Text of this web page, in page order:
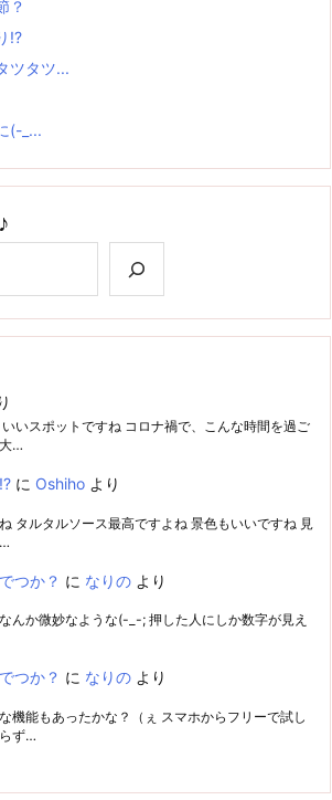
？
!?
ツタツ...
(-_...
いスポットですね コロナ禍で、こんな時間を過ご
…
に Oshihoより
タルタルソース最高ですよね 景色もいいですね 見
つか？ に なりのより
んか微妙なような(-_-; 押した人にしか数字が見え
つか？ に なりのより
機能もあったかな？（ぇ スマホからフリーで試し
ず…